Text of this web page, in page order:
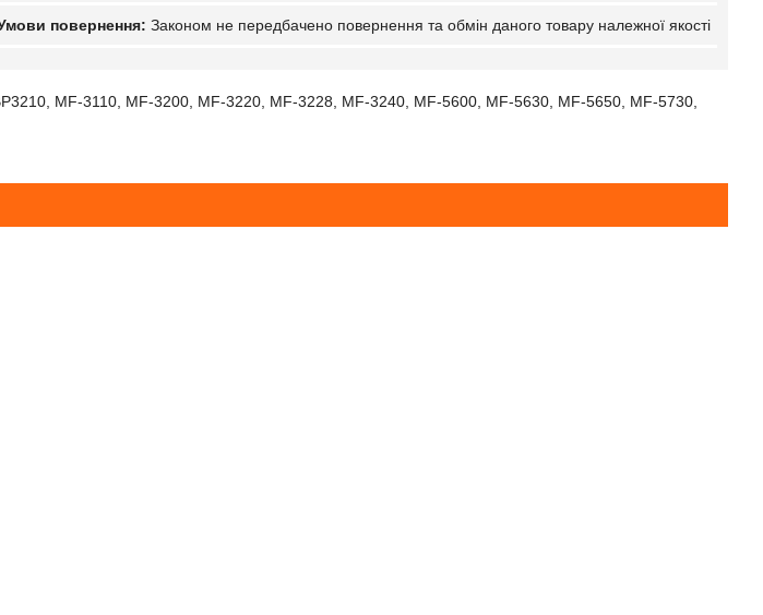
Законом не передбачено повернення та обмін даного товару належної якості
MF-3110, MF-3200, MF-3220, MF-3228, MF-3240, MF-5600, MF-5630, MF-5650, MF-5730,